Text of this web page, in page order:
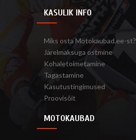
KASULIK INFO
Miks osta Motokaubad.ee-st?
Järelmaksuga ostmine
Kohaletoimetamine
Tagastamine
Kasutustingimused
Proovisõit
MOTOKAUBAD